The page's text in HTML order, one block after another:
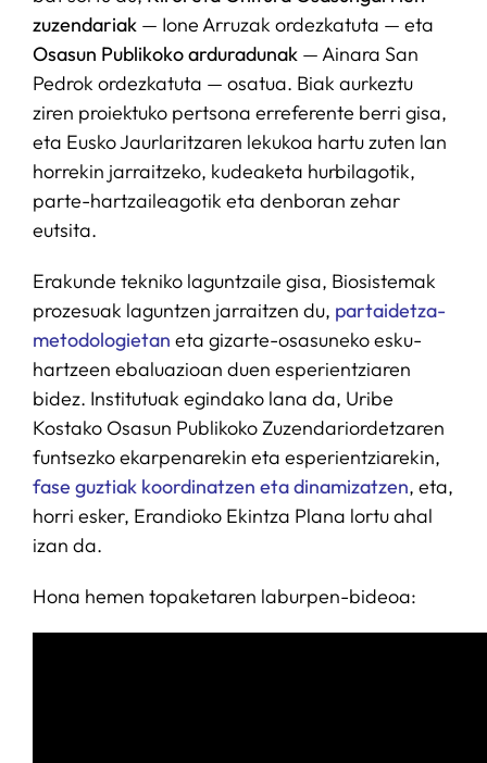
zuzendariak— Ione Arruzak ordezkatuta — eta
Osasun Publikoko arduradunak— Ainara San
Pedrok ordezkatuta — osatua. Biak aurkeztu
ziren proiektuko pertsona erreferente berri gisa,
eta Eusko Jaurlaritzaren lekukoa hartu zuten lan
horrekin jarraitzeko, kudeaketa hurbilagotik,
parte-hartzaileagotik eta denboran zehar
eutsita.
Erakunde tekniko laguntzaile gisa, Biosistemak
prozesuak laguntzen jarraitzen du, partaidetza-
metodologietan eta gizarte-osasuneko esku-
hartzeen ebaluazioan duen esperientziaren
bidez. Institutuak egindako lana da, Uribe
Kostako Osasun Publikoko Zuzendariordetzaren
funtsezko ekarpenarekin eta esperientziarekin,
fase guztiak koordinatzen eta dinamizatzen, eta,
horri esker, Erandioko Ekintza Plana lortu ahal
izan da.
Hona hemen topaketaren laburpen-bideoa: